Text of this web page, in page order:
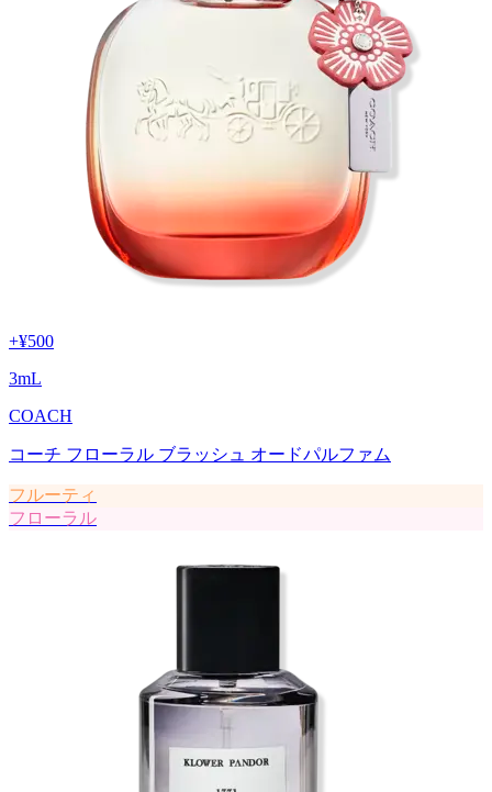
+¥500
3mL
COACH
コーチ フローラル ブラッシュ オードパルファム
フルーティ
フローラル